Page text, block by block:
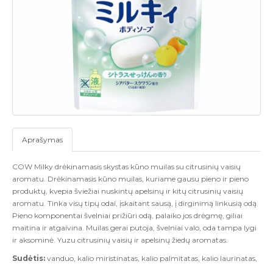
Aprašymas
COW Milky drėkinamasis skystas kūno muilas su citrusinių vaisių
aromatu. Drėkinamasis kūno muilas, kuriame gausu pieno ir pieno
produktų, kvepia šviežiai nuskintų apelsinų ir kitų citrusinių vaisių
aromatu. Tinka visų tipų odai, įskaitant sausą, į dirginimą linkusią odą.
Pieno komponentai švelniai prižiūri odą, palaiko jos drėgmę, giliai
maitina ir atgaivina. Muilas gerai putoja, švelniai valo, oda tampa lygi
ir aksominė. Yuzu citrusinių vaisių ir apelsinų žiedų aromatas.
Sudėtis: vanduo, kalio miristinatas, kalio palmitatas, kalio laurinatas,